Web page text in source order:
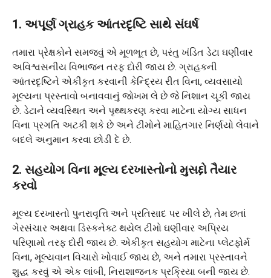
1. અપૂર્ણ ગ્રાહક આંતરદૃષ્ટિ સાથે સંઘર્ષ
તમારા પ્રેક્ષકોને સમજવું એ મૂળભૂત છે, પરંતુ ખંડિત ડેટા ઘણીવાર
અવિશ્વસનીય વિભાજન તરફ દોરી જાય છે. ગ્રાહકની
આંતરદૃષ્ટિને એકીકૃત કરવાની કેન્દ્રિય રીત વિના, વ્યવસાયો
મૂલ્યના પ્રસ્તાવો બનાવવાનું જોખમ લે છે જે નિશાન ચૂકી જાય
છે. ડેટાને વ્યવસ્થિત અને પૃથ્થકરણ કરવા માટેના યોગ્ય સાધન
વિના પ્રગતિ અટકી શકે છે અને ટીમોને માહિતગાર નિર્ણયો લેવાને
બદલે અનુમાન કરવા છોડી દે છે.
2. સહયોગ વિના મૂલ્ય દરખાસ્તોનો મુસદ્દો તૈયાર
કરવો
મૂલ્ય દરખાસ્તો પુનરાવૃત્તિ અને પ્રતિસાદ પર ખીલે છે, તેમ છતાં
ગેરસંચાર અથવા ડિસ્કનેક્ટ થયેલ ટીમો ઘણીવાર અપ્રિય
પરિણામો તરફ દોરી જાય છે. એકીકૃત સહયોગ માટેના પ્લેટફોર્મ
વિના, મૂલ્યવાન વિચારો ખોવાઈ જાય છે, અને તમારા પ્રસ્તાવને
શુદ્ધ કરવું એ એક લાંબી, નિરાશાજનક પ્રક્રિયા બની જાય છે.